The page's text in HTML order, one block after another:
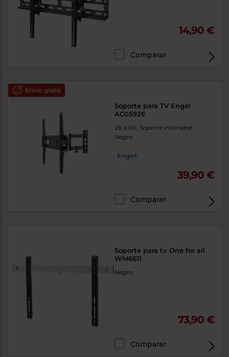
14,90 €
Comparar
Envío gratis
Soporte para TV Engel
AC0592E
26 a 60, Soporte inclinable,
Negro
39,90 €
Comparar
Soporte para tv One for all
WM6611
Negro
73,90 €
Comparar